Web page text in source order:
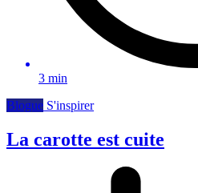
3 min
Blogue S'inspirer
La carotte est cuite